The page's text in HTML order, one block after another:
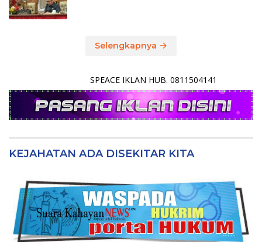
Selengkapnya
SPEACE IKLAN HUB. 0811504141
KEJAHATAN ADA DISEKITAR KITA